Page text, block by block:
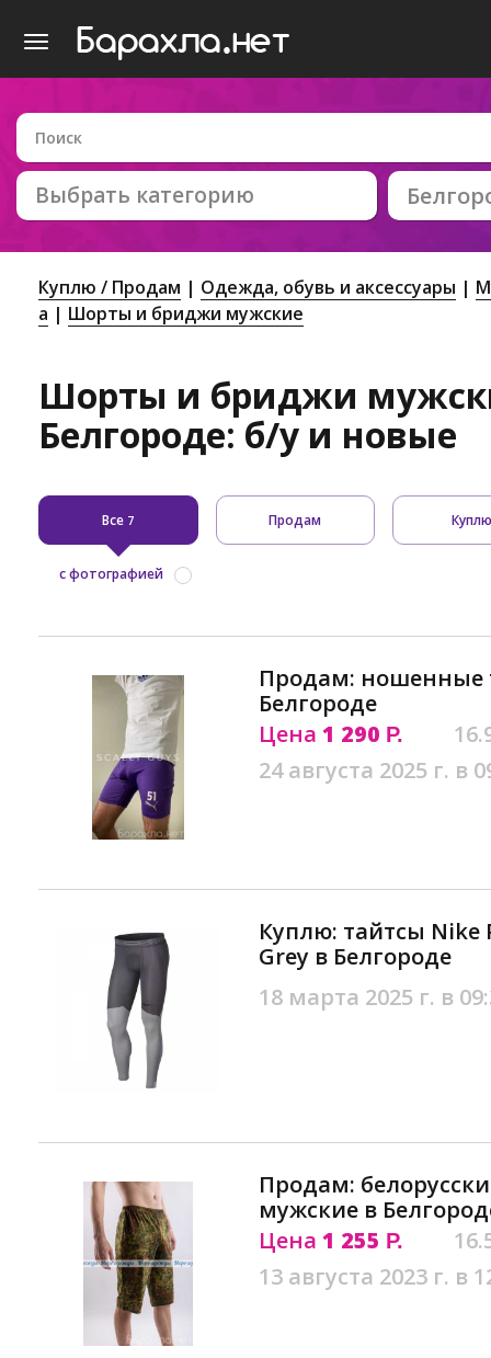
Выбрать категорию
Куплю / Продам Одежда, обувь и аксессуары
а
Шорты и бриджи мужские
Шорты и бриджи
Белгороде: б/у и новые
Все 7 Продам
с фотографией
Продам: ношенные
Белгороде
Цена 1 290 Р.
24 августа 2025 г. в
Куплю: тайтсы Nike
Grey в Белгороде
18 марта 2025 г. в
Продам:
мужские в
Цена 1 255 Р.
13 августа 2023 г. в